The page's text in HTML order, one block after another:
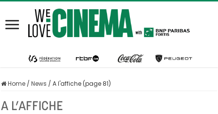
Home / News / A l'affiche (page 81)
A L’AFFICHE